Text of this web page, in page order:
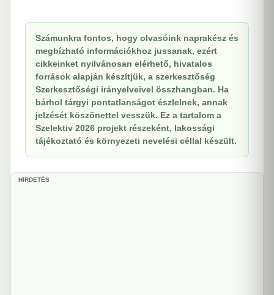
Számunkra fontos, hogy olvasóink naprakész és
megbízható információkhoz jussanak, ezért
cikkeinket nyilvánosan elérhető, hivatalos
források alapján készítjük, a szerkesztőség
Szerkesztőségi irányelveivel összhangban. Ha
bárhol tárgyi pontatlanságot észlelnek, annak
jelzését köszönettel vesszük. Ez a tartalom a
Szelektiv 2026 projekt részeként, lakossági
tájékoztató és környezeti nevelési céllal készült.
HIRDETÉS